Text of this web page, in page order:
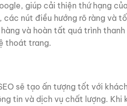
giúp cải thiện thứ hạng
nút điều hướng rõ ràng và
và hoàn tất quá trình
thoát trang.
sẽ tạo ấn tượng tốt với
tin và dịch vụ chất lượng. Khi